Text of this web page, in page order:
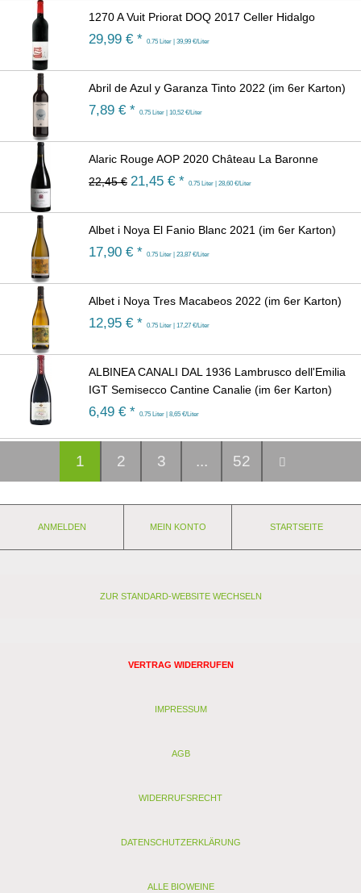
1270 A Vuit Priorat DOQ 2017 Celler Hidalgo
29,99 € * 0.75 Liter | 39,99 €/Liter
Abril de Azul y Garanza Tinto 2022 (im 6er Karton)
7,89 € * 0.75 Liter | 10,52 €/Liter
Alaric Rouge AOP 2020 Château La Baronne
22,45 € 21,45 € * 0.75 Liter | 28,60 €/Liter
Albet i Noya El Fanio Blanc 2021 (im 6er Karton)
17,90 € * 0.75 Liter | 23,87 €/Liter
Albet i Noya Tres Macabeos 2022 (im 6er Karton)
12,95 € * 0.75 Liter | 17,27 €/Liter
ALBINEA CANALI DAL 1936 Lambrusco dell'Emilia
IGT Semisecco Cantine Canalie (im 6er Karton)
6,49 € * 0.75 Liter | 8,65 €/Liter
1 2 3 ... 52
ANMELDEN MEIN KONTO STARTSEITE
ZUR STANDARD-WEBSITE WECHSELN
VERTRAG WIDERRUFEN
IMPRESSUM
AGB
WIDERRUFSRECHT
DATENSCHUTZERKLÄRUNG
ALLE BIOWEINE